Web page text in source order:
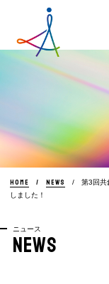
HOME NEWS
第3回共
しました！
ニュース
NEWS